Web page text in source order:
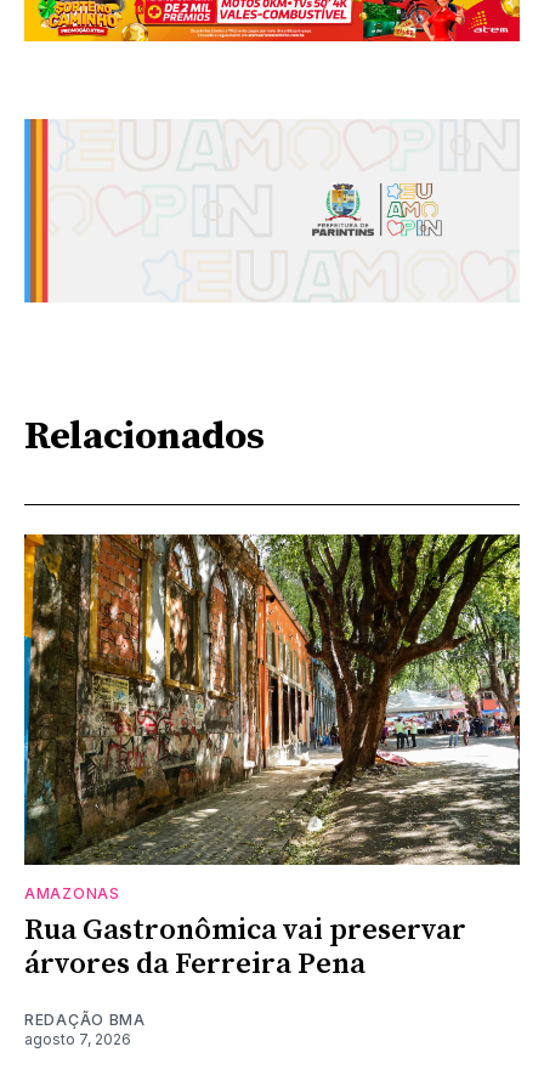
Relacionados
AMAZONAS
Rua Gastronômica vai preservar
árvores da Ferreira Pena
REDAÇÃO BMA
agosto 7, 2026